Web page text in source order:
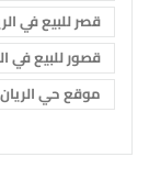
قصر للبيع في
قصور للبيع في
موقع حي الريان